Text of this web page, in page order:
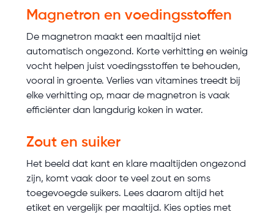
Magnetron en voedingsstoffen
De magnetron maakt een maaltijd niet
automatisch ongezond. Korte verhitting en weinig
vocht helpen juist voedingsstoffen te behouden,
vooral in groente. Verlies van vitamines treedt bij
elke verhitting op, maar de magnetron is vaak
efficiënter dan langdurig koken in water.
Zout en suiker
Het beeld dat kant en klare maaltijden ongezond
zijn, komt vaak door te veel zout en soms
toegevoegde suikers. Lees daarom altijd het
etiket en vergelijk per maaltijd. Kies opties met